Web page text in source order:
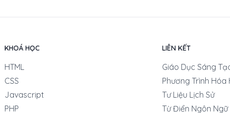
KHOÁ HỌC
HTML
CSS
Javascript
PHP
LIÊN KẾT
Giáo Dục Sáng
Phương Trình Hóa
Tư Liệu Lịch Sử
Từ Điển Ngôn Ngữ